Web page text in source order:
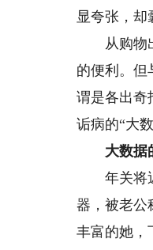
显夸张，却
从购物出
的便利。但
谓是各出奇
诟病的“大
大数据
年关将近
器，被老公
丰富的她，